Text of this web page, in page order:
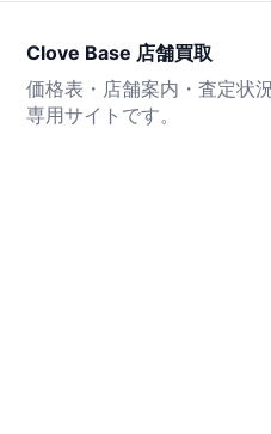
Clove Base 店舗買取
価格表・店舗案内・査定状
専用サイトです。